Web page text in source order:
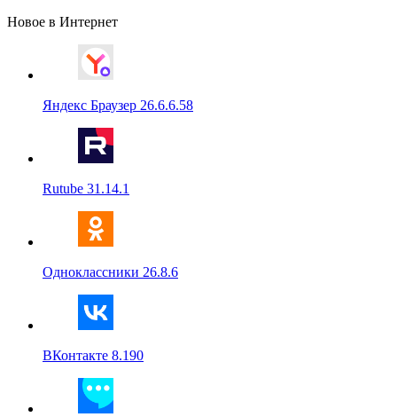
Новое в Интернет
Яндекс Браузер 26.6.6.58
Rutube 31.14.1
Одноклассники 26.8.6
ВКонтакте 8.190